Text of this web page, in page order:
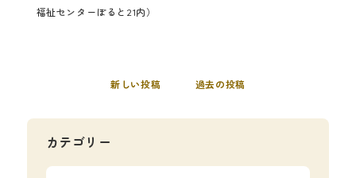
福祉センターぽると21内）
新しい投稿 過去の投稿
カテゴリー